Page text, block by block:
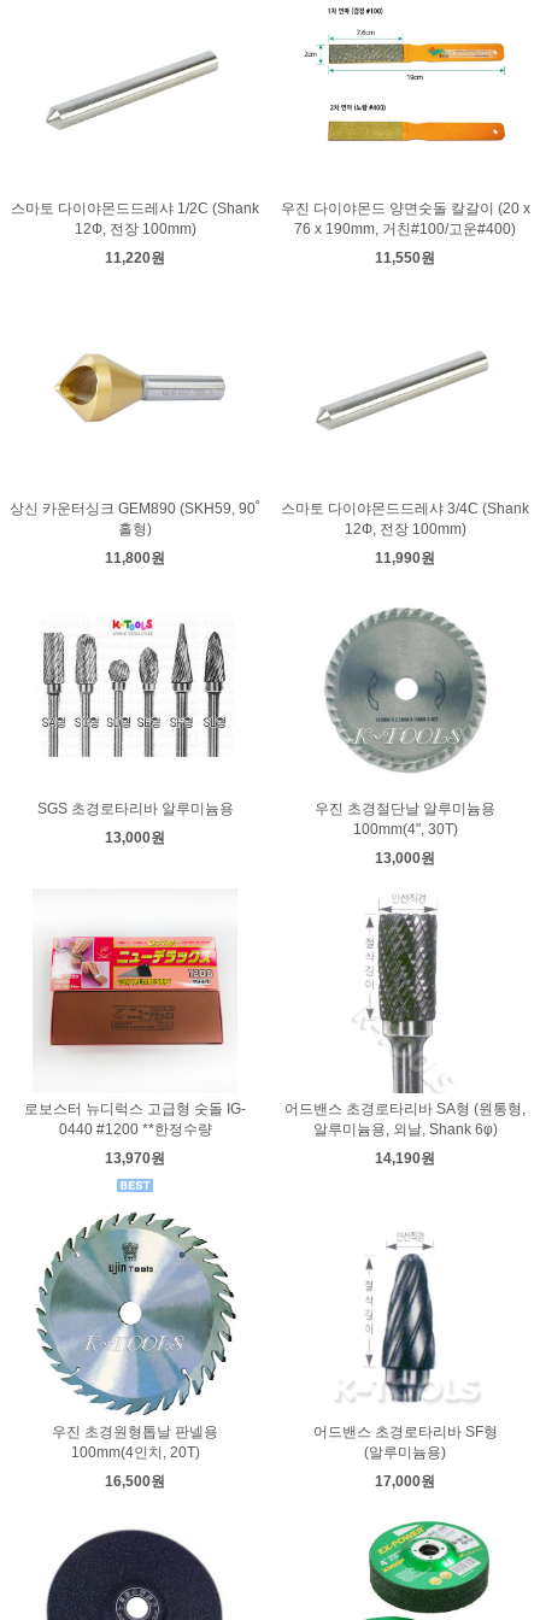
스마토 다이야몬드드레샤 1/2C (Shank
12Ф, 전장 100mm)
11,220원
우진 다이야몬드 양면숫돌 칼갈이 (20 x
76 x 190mm, 거친#100/고운#400)
11,550원
상신 카운터싱크 GEM890 (SKH59, 90˚
홀형)
11,800원
스마토 다이야몬드드레샤 3/4C (Shank
12Ф, 전장 100mm)
11,990원
SGS 초경로타리바 알루미늄용
13,000원
우진 초경절단날 알루미늄용
100mm(4", 30T)
13,000원
로보스터 뉴디럭스 고급형 숫돌 IG-
0440 #1200 **한정수량
13,970원
어드밴스 초경로타리바 SA형 (원통형,
알루미늄용, 외날, Shank 6φ)
14,190원
우진 초경원형톱날 판넬용
100mm(4인치, 20T)
16,500원
어드밴스 초경로타리바 SF형
(알루미늄용)
17,000원